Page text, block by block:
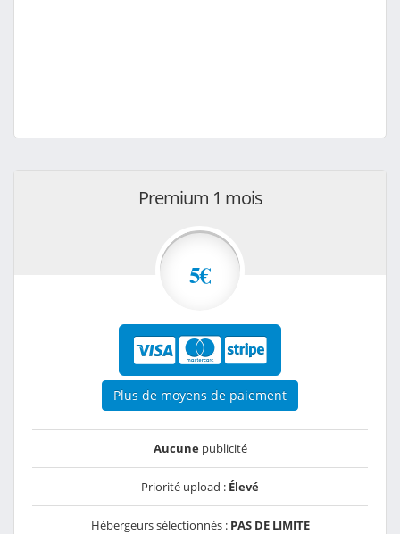
Premium 1 mois
5€
Plus de moyens de paiement
Aucunepublicité
Priorité upload : Élevé
Hébergeurs sélectionnés : PAS DE LIMITE